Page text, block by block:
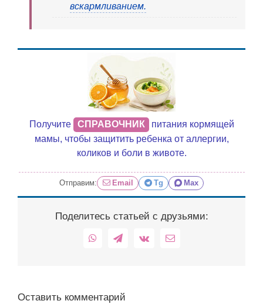
вскармливанием.
Получите СПРАВОЧНИК
питания кормящей
мамы, чтобы защитить ребенка от аллергии,
коликов и боли в животе.
Отправим: Email Tg Max
Поделитесь статьей с друзьями:
WhatsAppTelegram
Vk Email
Оставить комментарий